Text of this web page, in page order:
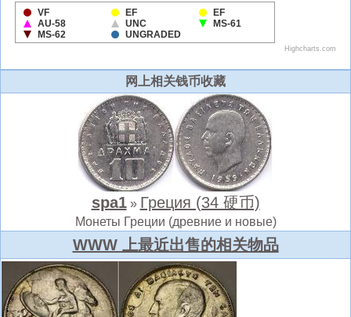
网上相关钱币收藏
spa1» Греция (34 硬币)
Монеты Греции (древние и новые)
WWW 上最近出售的相关物品